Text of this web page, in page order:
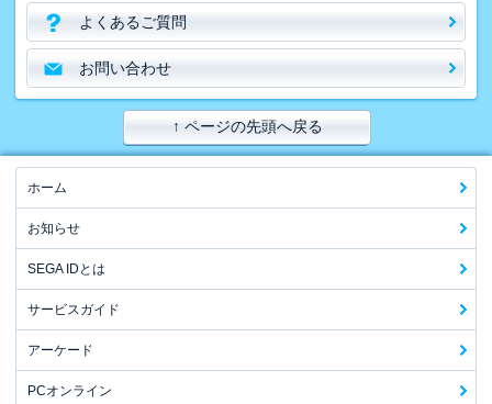
よくあるご質問
お問い合わせ
↑ ページの先頭へ戻る
ホーム
お知らせ
SEGA IDとは
サービスガイド
アーケード
PCオンライン